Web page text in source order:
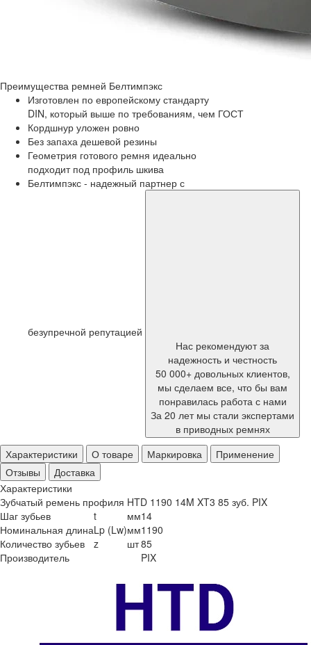
Преимущества ремней Белтимпэкс
Изготовлен по европейскому стандарту
DIN, который выше по требованиям, чем ГОСТ
Кордшнур уложен ровно
Без запаха дешевой резины
Геометрия готового ремня идеально
подходит под профиль шкива
Белтимпэкс - надежный партнер с
безупречной репутацией
Нас рекомендуют за
надежность и честность
50 000+ довольных клиентов,
мы сделаем все, что бы вам
понравилась работа с нами
За 20 лет мы стали экспертами
в приводных ремнях
Характеристики
О товаре Маркировка
Применение
Отзывы
Доставка
Характеристики
Зубчатый ремень профиля HTD 1190 14M XT3 85 зуб. PIX
Шаг зубьев
t мм14
Номинальная длинаLp (Lw)мм1190
Количество зубьев
z шт85
Производитель
PIX